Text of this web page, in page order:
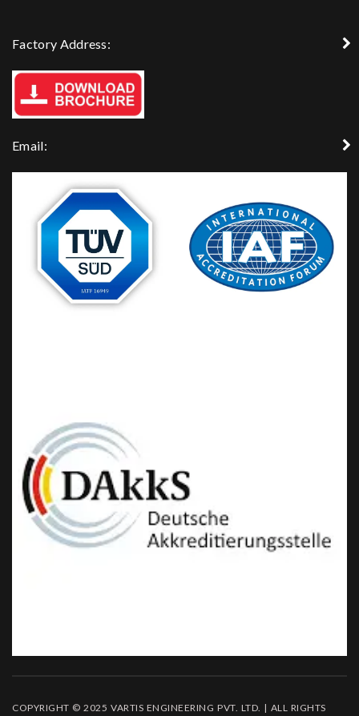
Factory Address:
Email:
COPYRIGHT © 2025 VARTIS ENGINEERING PVT. LTD. | ALL RIGHTS